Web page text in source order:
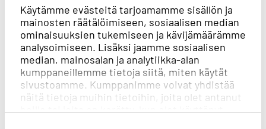
Käytämme evästeitä tarjoamamme sisällön ja
mainosten räätälöimiseen, sosiaalisen median
ominaisuuksien tukemiseen ja kävijämäärämme
analysoimiseen. Lisäksi jaamme sosiaalisen
median, mainosalan ja analytiikka-alan
kumppaneillemme tietoja siitä, miten käytät
sivustoamme. Kumppanimme voivat yhdistää
näitä tietoja muihin tietoihin, joita olet antanut
heille tai joita on kerätty, kun olet käyttänyt
verkkosivujamme. Löysitkö sisällöstä
etsimäsi tiedon?
Vastaa ensimmäisenä!
Kyllä löysin
Löysin osittain